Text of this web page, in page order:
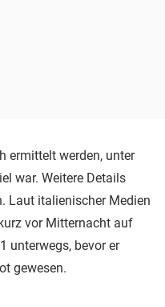
ermittelt werden, unter
war. Weitere Details
Laut italienischer Medien
vor Mitternacht auf
unterwegs, bevor er
gewesen.